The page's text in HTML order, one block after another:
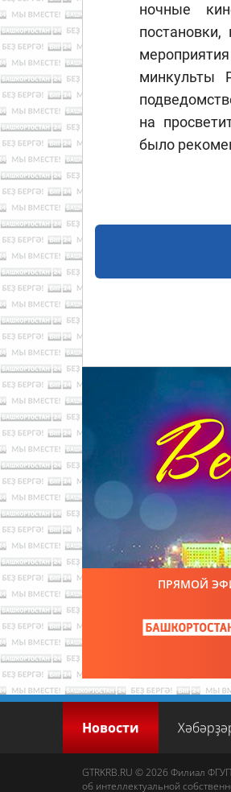
ночные
минкульты
на
было
ПРЯМОЙ
Новости
GTRKRB.RU © 2026 Филиал ФГУП
об интеллектуальной